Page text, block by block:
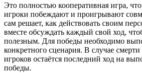
Это полностью кооперативная игра, что
игроки побеждают и проигрывают
сам решает, как действовать своим
вместе обсуждать каждый свой ход,
полезным. Для победы необходимо
конкретного сценария. В случае
игроков остаётся последний ход на
победы.